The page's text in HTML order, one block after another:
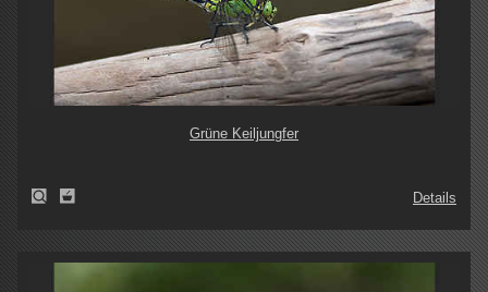
Grüne Keiljungfer
Details